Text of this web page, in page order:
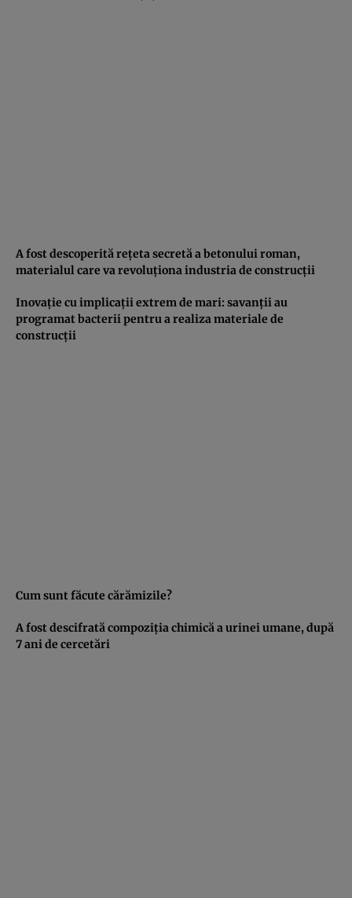
A fost descoperită reţeta secretă a betonului roman,
materialul care va revoluţiona industria de construcţii
Inovaţie cu implicaţii extrem de mari: savanţii au
programat bacterii pentru a realiza materiale de
construcţii
Cum sunt făcute cărămizile?
A fost descifrată compoziţia chimică a urinei umane, după
7 ani de cercetări